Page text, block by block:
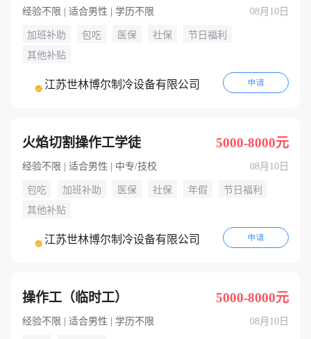
经验不限 | 适合男性 | 学历不限 08月10日
加班补助 包吃 医保 社保
节日福利
其他补贴
江苏世林博尔制冷设备有限公司 申请
火焰切割操作工学徒 5000-8000元
经验不限 | 适合男性 | 中专/技校 08月10日
包吃 加班补助 医保 社保 年假
节日福利
其他补贴
江苏世林博尔制冷设备有限公司 申请
操作工（临时工） 5000-8000元
经验不限 | 适合男性 | 学历不限 08月10日